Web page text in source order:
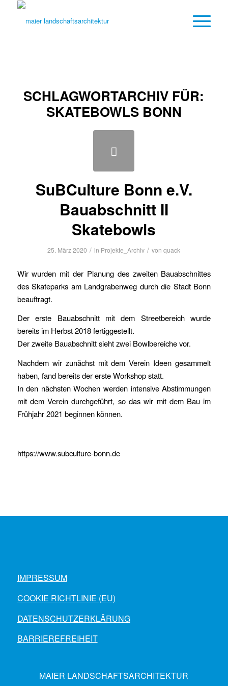
SCHLAGWORTARCHIV FÜR:
SKATEBOWLS BONN
SuBCulture Bonn e.V.
Bauabschnitt II
Skatebowls
25. März 2020 / in Projekte_Archiv / vonquack
Wir wurden mit der Planung des zweiten Bauabschnittes
des Skateparks am Landgrabenweg durch die Stadt Bonn
beauftragt.
Der erste Bauabschnitt mit dem Streetbereich wurde
bereits im Herbst 2018 fertiggestellt.
Der zweite Bauabschnitt sieht zwei Bowlbereiche vor.
Nachdem wir zunächst mit dem Verein Ideen gesammelt
haben, fand bereits der erste Workshop statt.
In den nächsten Wochen werden intensive Abstimmungen
mit dem Verein durchgeführt, so das wir mit dem Bau im
Frühjahr 2021 beginnen können.
https://www.subculture-bonn.de
IMPRESSUM
COOKIE RICHTLINIE (EU)
DATENSCHUTZERKLÄRUNG
BARRIEREFREIHEIT
MAIER LANDSCHAFTSARCHITEKTUR